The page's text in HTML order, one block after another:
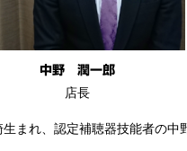
中野 潤一郎
店長
まれ、認定補聴器技能者の中